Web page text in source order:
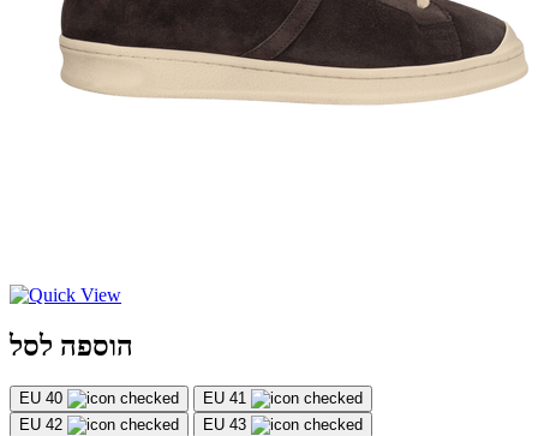
הוספה לסל
EU 40
EU 41
EU 42
EU 43